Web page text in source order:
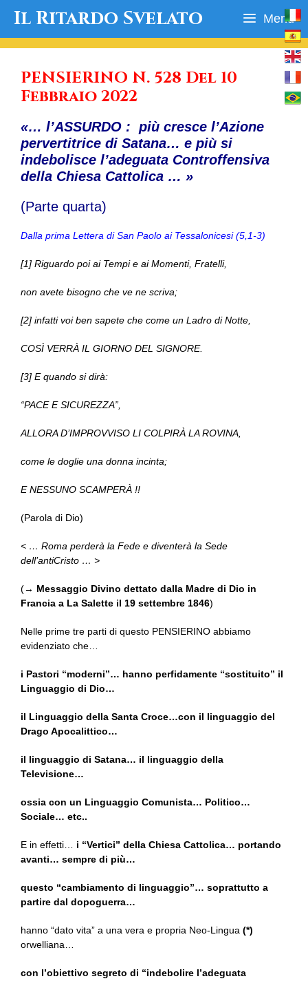
Il Ritardo Svelato Menu
PENSIERINO N. 528 Del 10
Febbraio 2022
«… l’ASSURDO : più cresce l’Azione
pervertitrice di Satana… e più si
indebolisce l’adeguata Controffensiva
della Chiesa Cattolica … »
(Parte quarta)
Dalla prima Lettera di San Paolo ai Tessalonicesi (5,1-3)
[1] Riguardo poi ai Tempi e ai Momenti, Fratelli,
non avete bisogno che ve ne scriva;
[2] infatti voi ben sapete che come un Ladro di Notte,
COSÌ VERRÀ IL GIORNO DEL SIGNORE.
[3] E quando si dirà:
“PACE E SICUREZZA”,
ALLORA D’IMPROVVISO LI COLPIRÀ LA ROVINA,
come le doglie una donna incinta;
E NESSUNO SCAMPERÀ !!
(Parola di Dio)
< … Roma perderà la Fede e diventerà la Sede
dell’antiCristo … >
(→ Messaggio Divino dettato dalla Madre di Dio in
Francia a La Salette il 19 settembre 1846)
Nelle prime tre parti di questo PENSIERINO abbiamo
evidenziato che…
i Pastori “moderni”… hanno perfidamente “sostituito” il
Linguaggio di Dio…
il Linguaggio della Santa Croce…con il linguaggio del
Drago Apocalittico…
il linguaggio di Satana… il linguaggio della
Televisione…
ossia con un Linguaggio Comunista… Politico…
Sociale… etc..
E in effetti… i “Vertici” della Chiesa Cattolica… portando
avanti… sempre di più…
questo “cambiamento di linguaggio”… soprattutto a
partire dal dopoguerra…
hanno “dato vita” a una vera e propria Neo-Lingua (*)
orwelliana…
con l’obiettivo segreto di “indebolire l’adeguata